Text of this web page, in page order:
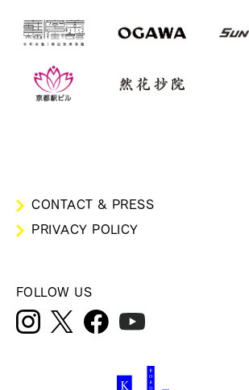
CONTACT & PRESS
PRIVACY POLICY
FOLLOW US